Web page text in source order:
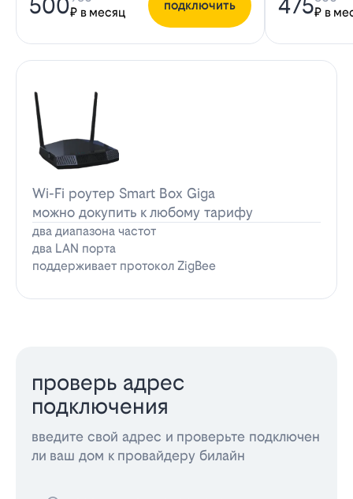
500₽ в месяц подключить 475₽ в
Wi-Fi роутер Smart Box Giga
можно докупить к любому тарифу
два диапазона частот
два LAN порта
поддерживает протокол ZigBee
проверь адрес
подключения
введите свой адрес и проверьте подключен
ли ваш дом к провайдеру билайн